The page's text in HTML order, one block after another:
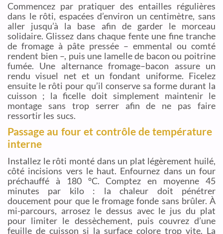
Commencez par pratiquer des entailles régulières
dans le rôti, espacées d’environ un centimètre, sans
aller jusqu’à la base afin de garder le morceau
solidaire. Glissez dans chaque fente une fine tranche
de fromage à pâte pressée – emmental ou comté
rendent bien –, puis une lamelle de bacon ou poitrine
fumée. Une alternance fromage–bacon assure un
rendu visuel net et un fondant uniforme. Ficelez
ensuite le rôti pour qu’il conserve sa forme durant la
cuisson ; la ficelle doit simplement maintenir le
montage sans trop serrer afin de ne pas faire
ressortir les sucs.
Passage au four et contrôle de température
interne
Installez le rôti monté dans un plat légèrement huilé,
côté incisions vers le haut. Enfournez dans un four
préchauffé à 180 °C. Comptez en moyenne 45
minutes par kilo : la chaleur doit pénétrer
doucement pour que le fromage fonde sans brûler. À
mi-parcours, arrosez le dessus avec le jus du plat
pour limiter le dessèchement, puis couvrez d’une
feuille de cuisson si la surface colore trop vite. La